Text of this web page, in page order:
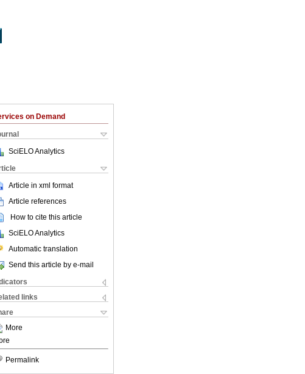
on Demand
SciELO Analytics
Article in xml format
Article references
How to cite this article
SciELO Analytics
Automatic translation
Send this article by e-mail
links
More
Permalink